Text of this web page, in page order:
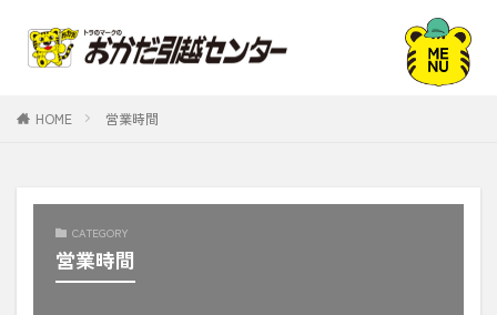
HOME 営業時間
CATEGORY
営業時間